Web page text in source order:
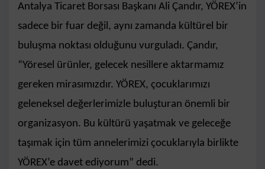
Antalya Ticaret Borsası Başkanı Ali Çandır, YÖREX’in
sadece bir fuar değil, aynı zamanda kültürel bir
buluşma noktası olduğunu vurguladı. Çandır,
“Yöresel ürünler, gelecek nesillere aktarmamız
gereken mirasımızdır. YÖREX, çocuklarımızı
geleneksel değerlerimizle buluşturan önemli bir
organizasyon. Bu kültürü yaşatmak ve geleceğe
taşımak için tüm annelerimizi çocuklarıyla birlikte
YÖREX’e davet ediyorum” dedi.